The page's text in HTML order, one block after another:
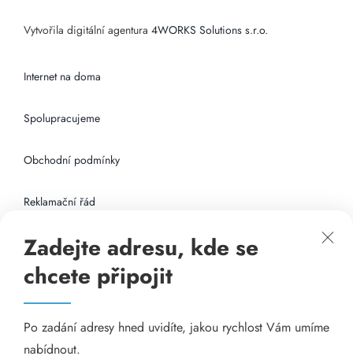
Vytvořila digitální agentura 4WORKS Solutions s.r.o.
Internet na doma
Spolupracujeme
Obchodní podmínky
Reklamační řád
Připojení k internetu
Odkazy
Katalog A-seznam.cz
Zadejte adresu, kde se
chcete připojit
Po zadání adresy hned uvidíte, jakou rychlost Vám umíme
nabídnout.